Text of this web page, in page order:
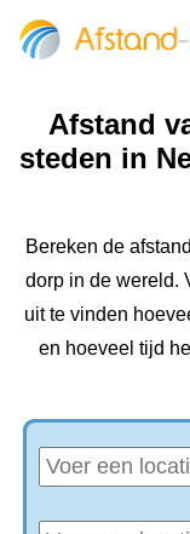
Afstand
steden in
Bereken de
dorp in de wereld.
uit te vinden
en hoeveel tijd